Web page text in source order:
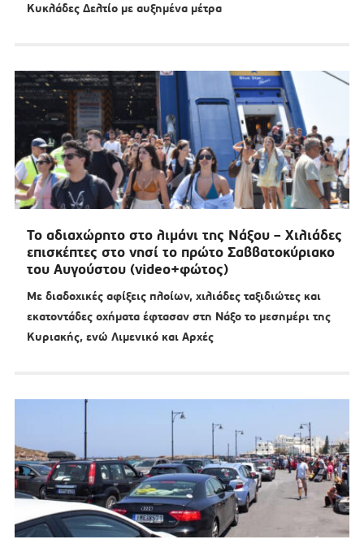
Κυκλάδες Δελτίο με αυξημένα μέτρα
Το αδιαχώρητο στο λιμάνι της Νάξου – Χιλιάδες
επισκέπτες στο νησί το πρώτο Σαββατοκύριακο
του Αυγούστου (video+φώτος)
Με διαδοχικές αφίξεις πλοίων, χιλιάδες ταξιδιώτες και
εκατοντάδες οχήματα έφτασαν στη Νάξο το μεσημέρι της
Κυριακής, ενώ Λιμενικό και Αρχές